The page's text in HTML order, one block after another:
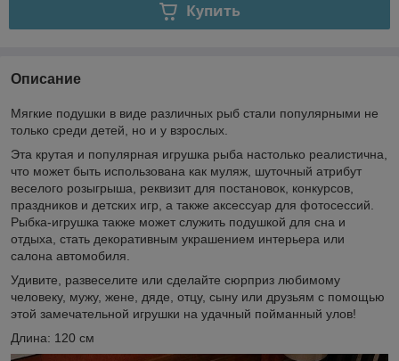
Купить
Описание
Мягкие подушки в виде различных рыб стали популярными не
только среди детей, но и у взрослых.
Эта крутая и популярная игрушка рыба настолько реалистична,
что может быть использована как муляж, шуточный атрибут
веселого розыгрыша, реквизит для постановок, конкурсов,
праздников и детских игр, а также аксессуар для фотосессий.
Рыбка-игрушка также может служить подушкой для сна и
отдыха, стать декоративным украшением интерьера или
салона автомобиля.
Удивите, развеселите или сделайте сюрприз любимому
человеку, мужу, жене, дяде, отцу, сыну или друзьям с помощью
этой замечательной игрушки на удачный пойманный улов!
Длина: 120 см